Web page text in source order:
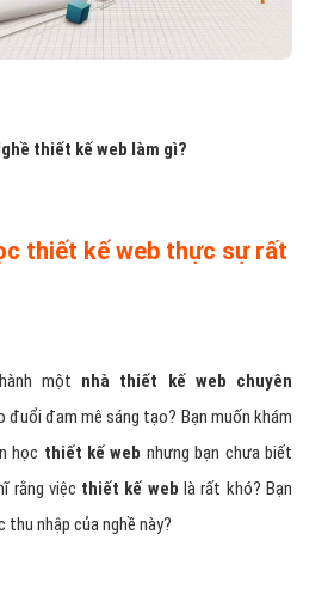
thiết kế web làm gì?
thiết kế web thực sự rất
một nhà thiết kế web chuyên
đuổi đam mê sáng tạo? Bạn muốn khám
học thiết kế web nhưng bạn chưa biết
rằng việc thiết kế web là rất khó? Bạn
nhập của nghề này?